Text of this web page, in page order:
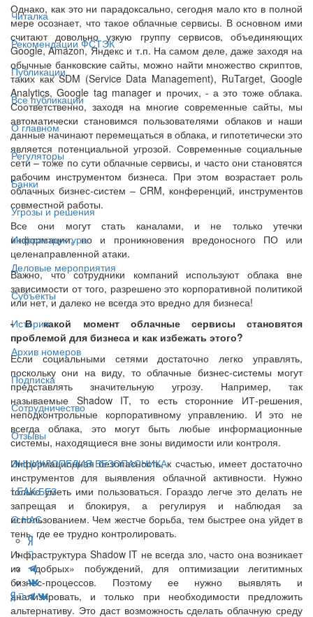
Читалка
Рекомендации ФСТЭК
Публикации
Все публикации
О главном
Регуляторы
Банки
Угрозы и решения
Инфраструктура
Деловые мероприятия
Субъекты
История
Архив номеров
Подписка
Сотрудничество
Отзывы
ЭНЦИКЛОПЕДИЯ БЕЗОПАСНИКА
LEAK-БЕЗ
О НАС
Однако, как это ни парадоксально, сегодня мало кто в полной
мере осознает, что такое облачные сервисы. В основном ими
считают довольно узкую группу сервисов, объединяющих
Google, Amazon, Яндекс и т.п. На самом деле, даже заходя на
обычные банковские сайты, можно найти множество скриптов,
таких как SDM (Service Data Management), RuTarget, Google
Analytics, Google tag manager и прочих, - а это тоже облака.
Соответственно, заходя на многие современные сайты, мы
автоматически становимся пользователями облаков и наши
данные начинают перемещаться в облака, и гипотетически это
является потенциальной угрозой. Современные социальные
сети – тоже по сути облачные сервисы, и часто они становятся
рабочим инструментом бизнеса. При этом возрастает роль
облачных бизнес-систем – CRM, конференций, инструментов
совместной работы.
Все они могут стать каналами, и не только утечки
информации, но и проникновения вредоносного ПО или
целенаправленной атаки.
Важно, что сотрудники компаний используют облака вне
зависимости от того, разрешено это корпоративной политикой
или нет, и далеко не всегда это вредно для бизнеса!
- В какой момент облачные сервисы становятся
проблемой для бизнеса и как избежать этого?
Если социальными сетями достаточно легко управлять,
поскольку они на виду, то облачные бизнес-системы могут
представлять значительную угрозу. Например, так
называемые Shadow IT, то есть сторонние ИТ-решения,
неподконтрольные корпоративному управлению. И это не
всегда облака, это могут быть любые информационные
системы, находящиеся вне зоны видимости или контроля.
Информационная безопасность, к счастью, имеет достаточно
инструментов для выявления облачной активности. Нужно
только уметь ими пользоваться. Гораздо легче это делать не
запрещая и блокируя, а регулируя и наблюдая за
использованием. Чем жестче борьба, тем быстрее она уйдет в
тень, где ее трудно контролировать.
Инфраструктура Shadow IT не всегда зло, часто она возникает
из «добрых» побуждений, для оптимизации легитимных
бизнес-процессов. Поэтому ее нужно выявлять и
анализировать, и только при необходимости предложить
альтернативу. Это даст возможность сделать облачную среду